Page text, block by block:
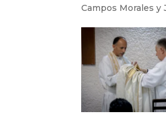
Campos Morales y